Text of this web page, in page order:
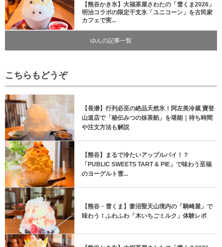
【熊谷かき氷】大福茶屋さわたの「雪くま2026」
明治コラボの限定干支氷「ユニコーン」を古民家
カフェで実...
ゆんの記事一覧
こちらもどうぞ
【長瀞】行列必至の絶品天然氷！阿左美冷蔵 寶登
山道店で「秘伝みつの抹茶餡」を堪能｜待ち時間
や注文方法も解説
【熊谷】まるで冷たいアップルパイ！？
「PUBLIC SWEETS TART & PIE」で味わう至福
のヨーグルト雪...
【熊谷・雪くま】妻沼聖天山境内の「騎崎屋」で
味わう！ふわふわ「木いちごミルク」体験レポ